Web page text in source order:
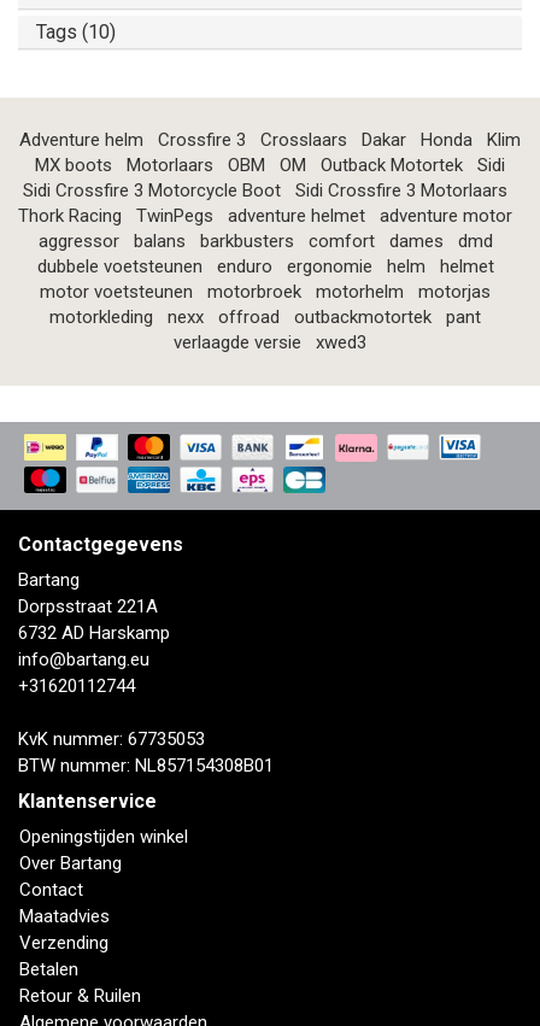
Tags (10)
Adventure helm Crossfire 3 Crosslaars Dakar Honda
Klim
MX boots
Motorlaars OBM OM Outback Motortek
Sidi
Sidi Crossfire 3 Motorcycle Boot
Sidi Crossfire 3 Motorlaars
Thork Racing
TwinPegs adventure helmet
adventure motor
aggressor
balans barkbusters comfort dames
dmd
dubbele voetsteunen
enduro ergonomie helm
helmet
motor voetsteunen
motorbroek motorhelm
motorjas
motorkleding
nexx offroad outbackmotortek
pant
verlaagde versie
xwed3
Contactgegevens
Bartang
Dorpsstraat 221A
6732 AD Harskamp
info@bartang.eu
+31620112744
KvK nummer: 67735053
BTW nummer: NL857154308B01
Klantenservice
Openingstijden winkel
Over Bartang
Contact
Maatadvies
Verzending
Betalen
Retour & Ruilen